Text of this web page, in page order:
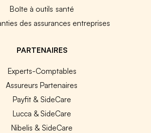
Boîte à outils santé
des assurances entreprises
PARTENAIRES
Experts-Comptables
Assureurs Partenaires
Payfit & SideCare
Lucca & SideCare
Nibelis & SideCare